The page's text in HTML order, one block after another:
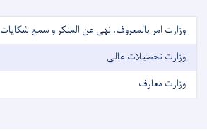
وزارت امر بالمعروف، نهی عن المنکر و سمع شکایات
وزارت تحصیلات عالی
وزارت معارف